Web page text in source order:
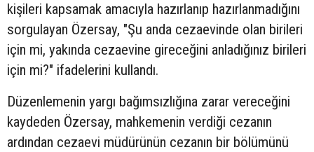
kişileri kapsamak amacıyla hazırlanıp hazırlanmadığını
sorgulayan Özersay, "Şu anda cezaevinde olan birileri
için mi, yakında cezaevine gireceğini anladığınız birileri
için mi?" ifadelerini kullandı.
Düzenlemenin yargı bağımsızlığına zarar vereceğini
kaydeden Özersay, mahkemenin verdiği cezanın
ardından cezaevi müdürünün cezanın bir bölümünü